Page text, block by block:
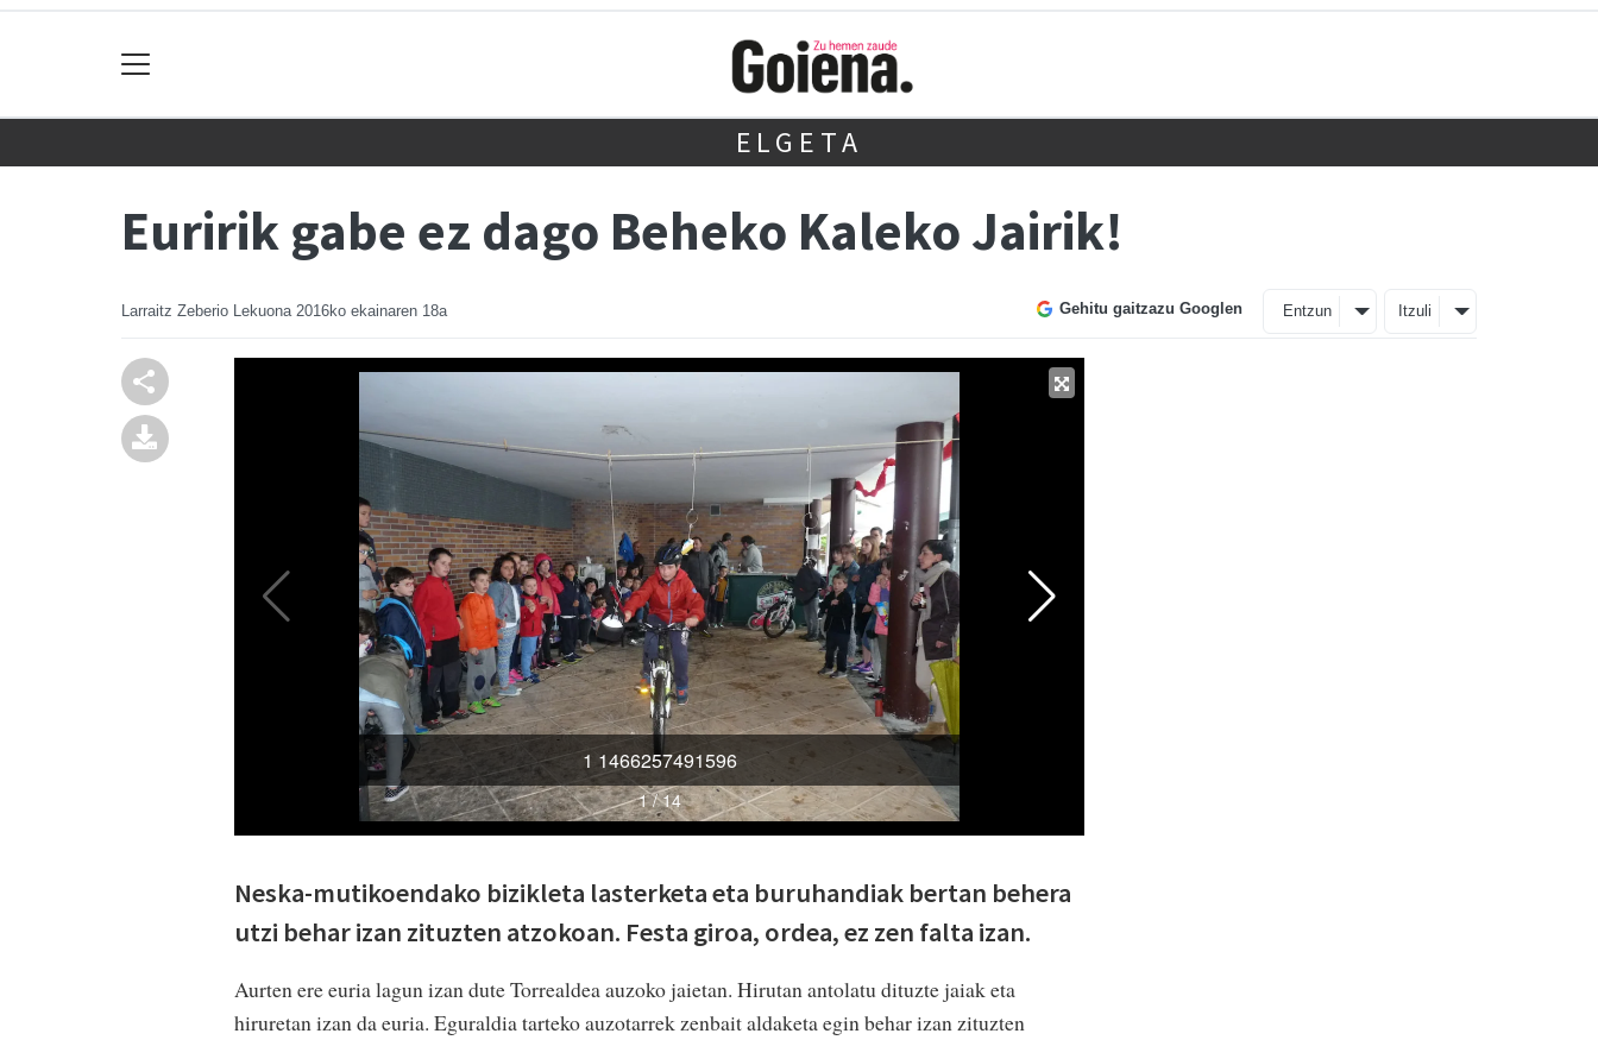
ELGETA
Euririk gabe ez dago Beheko Kaleko Jairik!
Larraitz Zeberio Lekuona 2016ko ekainaren 18a Gehitu gaitzazu Googlen Entzun Itzuli
Neska-mutikoendako bizikleta lasterketa eta buruhandiak bertan behera
utzi behar izan zituzten atzokoan. Festa giroa, ordea, ez zen falta izan.
Aurten ere euria lagun izan dute Torrealdea auzoko jaietan. Hirutan antolatu dituzte jaiak eta
hiruretan izan da euria. Eguraldia tarteko auzotarrek zenbait aldaketa egin behar izan zituzten